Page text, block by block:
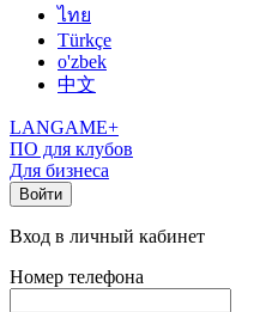
ไทย
Türkçe
o'zbek
中文
LANGAME+
ПО для клубов
Для бизнеса
Войти
Вход в личный кабинет
Номер телефона